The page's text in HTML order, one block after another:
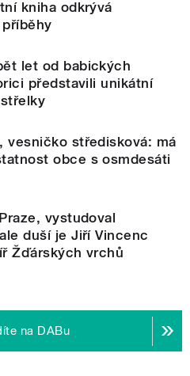
kniha odkrývá
let od babických
představili unikátní
vesničko středisková: má
obce s osmdesáti
vystudoval
duší je Jiří Vincenc
Žďárských vrchů
na DABu